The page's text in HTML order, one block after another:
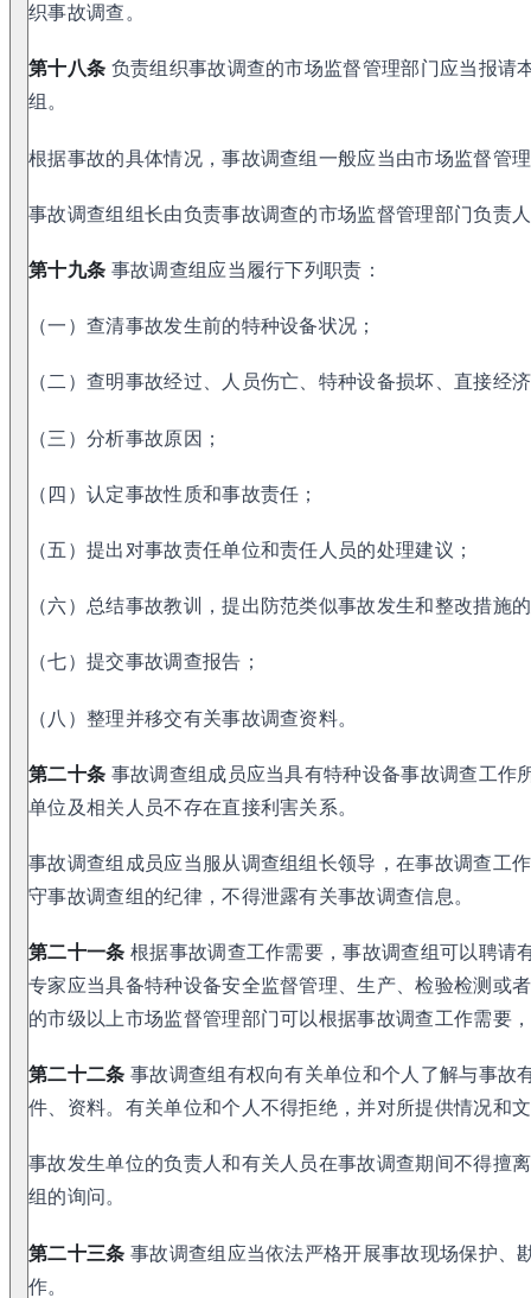
织事故调查。
第十八条 负责组织事故调查的市场监督管理部门应当报请
组。
根据事故的具体情况，事故调查组一般应当由市场监督管
事故调查组组长由负责事故调查的市场监督管理部门负责
第十九条 事故调查组应当履行下列职责：
（一）查清事故发生前的特种设备状况；
（二）查明事故经过、人员伤亡、特种设备损坏、直接经
（三）分析事故原因；
（四）认定事故性质和事故责任；
（五）提出对事故责任单位和责任人员的处理建议；
（六）总结事故教训，提出防范类似事故发生和整改措施
（七）提交事故调查报告；
（八）整理并移交有关事故调查资料。
第二十条 事故调查组成员应当具有特种设备事故调查工作
单位及相关人员不存在直接利害关系。
事故调查组成员应当服从调查组组长领导，在事故调查工
守事故调查组的纪律，不得泄露有关事故调查信息。
第二十一条 根据事故调查工作需要，事故调查组可以聘请
专家应当具备特种设备安全监督管理、生产、检验检测或
的市级以上市场监督管理部门可以根据事故调查工作需要
第二十二条 事故调查组有权向有关单位和个人了解与事故
件、资料。有关单位和个人不得拒绝，并对所提供情况和
事故发生单位的负责人和有关人员在事故调查期间不得擅
组的询问。
第二十三条 事故调查组应当依法严格开展事故现场保护、
作。